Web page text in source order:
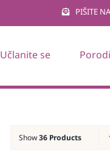
PIŠITE
Učlanite se
Show36 Products